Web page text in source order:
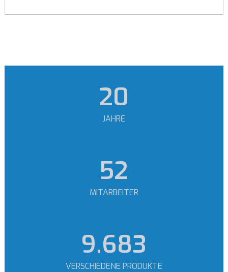
24
JAHRE
64
MITARBEITER
11.897
VERSCHIEDENE PRODUKTE